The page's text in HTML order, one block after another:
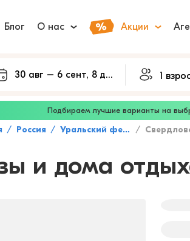
Блог О нас Акции
Подбираем лучшие варианты на
Россия Уральский федеральный округ Свердловская
и дома